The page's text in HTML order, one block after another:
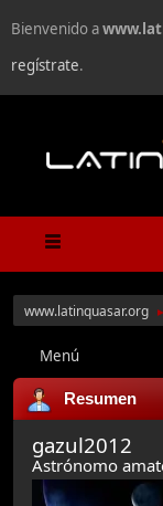
Bienvenido a
regístrate.
www.latinquasar.org ►
Menú
Resumen
gazul2012
Astrónomo